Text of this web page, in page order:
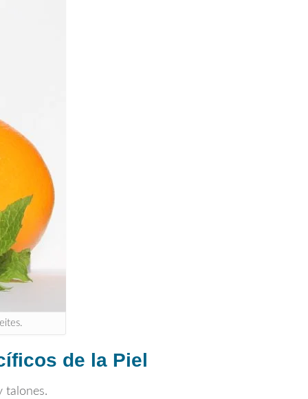
de la Piel
talones.